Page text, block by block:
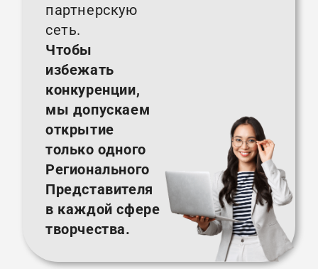
партнерскую
сеть.
Чтобы
избежать
конкуренции,
мы допускаем
открытие
только одного
Регионального
Представителя
в каждой сфере
творчества.